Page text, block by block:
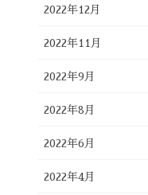
2022年12月
2022年11月
2022年9月
2022年8月
2022年6月
2022年4月